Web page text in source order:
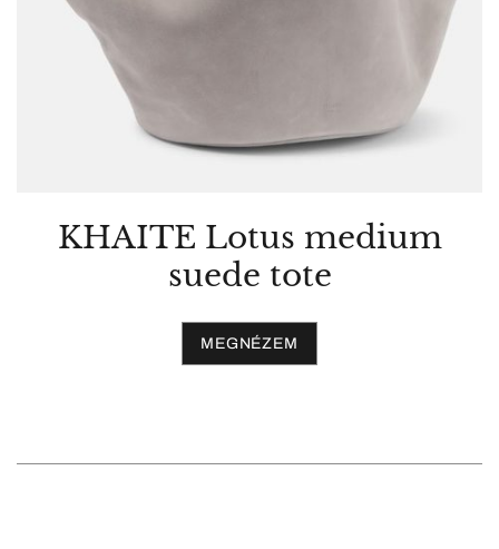
KHAITE Lotus medium
suede tote
MEGNÉZEM